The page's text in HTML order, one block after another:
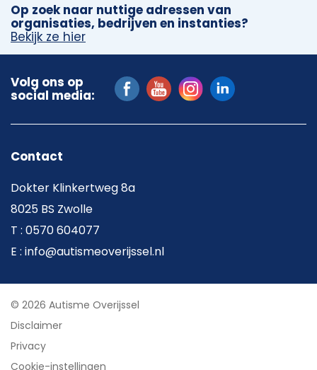
Op zoek naar nuttige adressen van
organisaties, bedrijven en instanties?
Bekijk ze hier
Volg ons op
social media:
Contact
Dokter Klinkertweg 8a
8025 BS Zwolle
T : 0570 604077
E : info@autismeoverijssel.nl
© 2026 Autisme Overijssel
Disclaimer
Privacy
Cookie-instellingen